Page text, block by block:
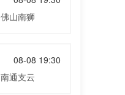
佛山南狮
08-08 19:30
南通支云